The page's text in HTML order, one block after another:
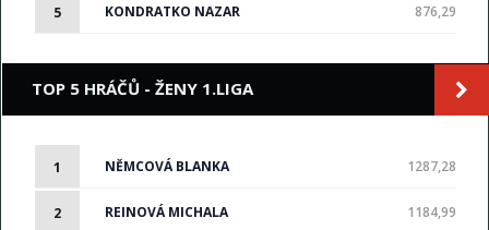
5 KONDRATKO NAZAR 876,29
TOP 5 HRÁČŮ - ŽENY 1.LIGA
1 NĚMCOVÁ BLANKA 1287,28
2 REINOVÁ MICHALA 1184,99